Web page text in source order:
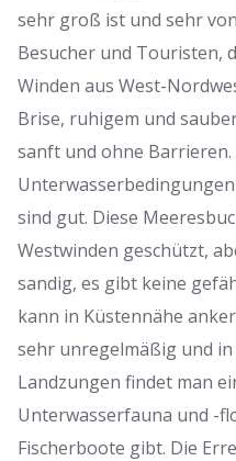
sehr groß ist und sehr
Besucher und Touristen,
Winden aus West-
Brise, ruhigem und
sanft und ohne Barrieren.
sind gut. Diese
Westwinden geschützt,
sandig, es gibt keine
kann in Küstennähe
sehr unregelmäßig und
Landzungen findet man
Unterwasserfauna und -
Fischerboote gibt. Die